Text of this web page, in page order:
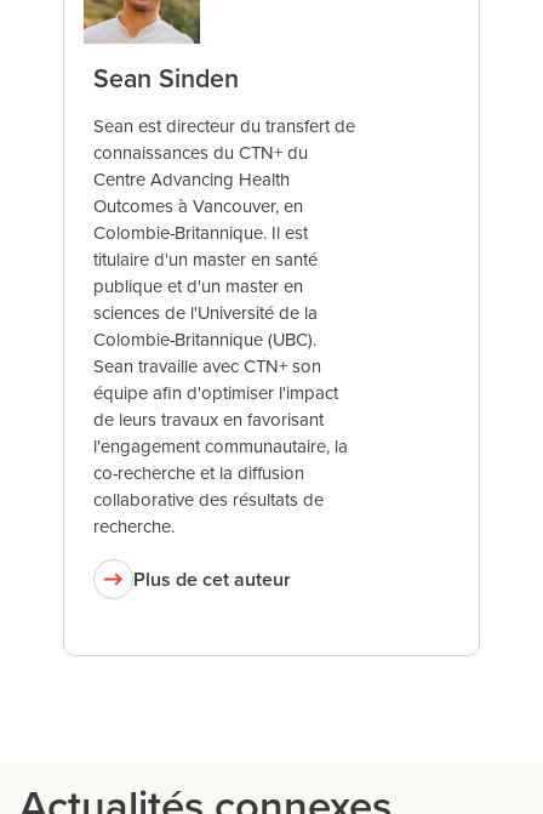
Sean Sinden
Sean est directeur du transfert de
connaissances du CTN+ du
Centre Advancing Health
Outcomes à Vancouver, en
Colombie-Britannique. Il est
titulaire d'un master en santé
publique et d'un master en
sciences de l'Université de la
Colombie-Britannique (UBC).
Sean travaille avec CTN+ son
équipe afin d'optimiser l'impact
de leurs travaux en favorisant
l'engagement communautaire, la
co-recherche et la diffusion
collaborative des résultats de
recherche.
Plus de cet auteur